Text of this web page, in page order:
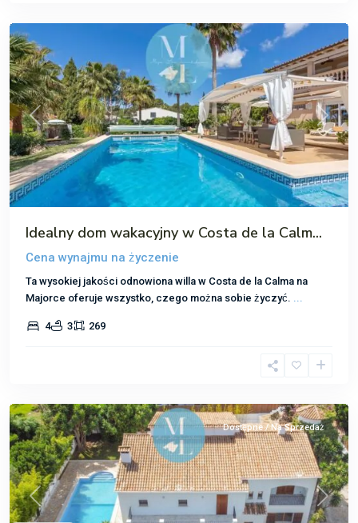
Poprzedni
Idealny dom wakacyjny w Costa de la Calm...
Cena wynajmu na życzenie
Ta wysokiej jakości odnowiona willa w Costa de la Calma na
Majorce oferuje wszystko, czego można sobie życzyć. ...
4 3 269
Poprzedni
Dostępne / Na Sprzedaż